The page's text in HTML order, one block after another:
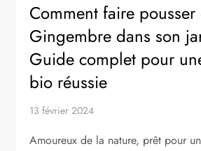
Comment faire pousser
Gingembre dans son
Guide complet pour
bio réussie
13 février 2024
Amoureux de la nature, prêt pour